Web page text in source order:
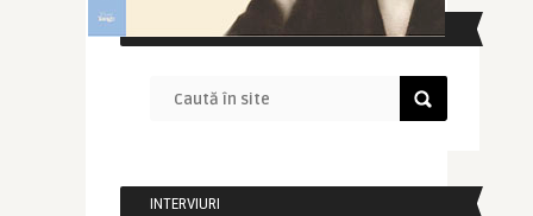
CAUTĂ ÎN SITE
INTERVIURI